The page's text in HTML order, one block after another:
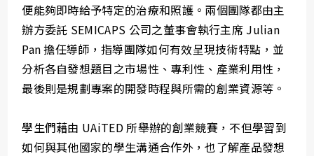
便能夠即時給予特定的治療和照護。兩個團隊都由主
辦方委託 SEMICAPS 公司之董事會執行主席 Julian
Pan 擔任導師，指導團隊如何有效呈現技術特點，並
分析各自發想題目之市場性、專利性、產業利用性，
最後則是規劃專案的開發時程與所需的創業資源等。
學生們藉由 UAiTED 所舉辦的創業競賽，不但學習到
如何與其他國家的學生溝通合作外，也了解產品發想